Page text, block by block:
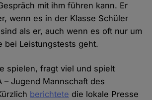
mit ihm führen kann. Er
wenn es in der Klasse Schüler
als er, auch wenn es oft nur um
bei Leistungstests geht.
spielen, fragt viel und spielt
– Jugend Mannschaft des
berichtete die lokale Presse